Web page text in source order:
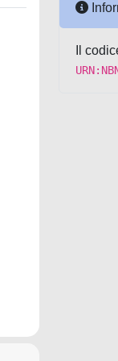
Il